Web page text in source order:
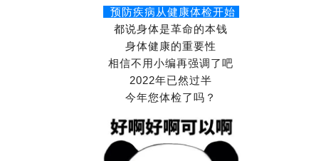
预防疾病从健康体检开始
都说身体是革命的本钱
身体健康的重要性
相信不用小编再强调了吧
2022年已然过半
今年您体检了吗？